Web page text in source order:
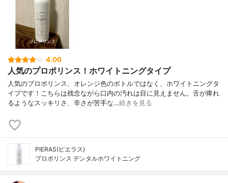
4.00
人気のプロポリンス！ホワイトニングタイプ
人気のプロポリンス、オレンジ色のボトルではなく、ホワイトニングタ
イプです！こちらは残念ながら口内の汚れは目に見えません。舌が痺れ
るようなスッキリさ、辛さが苦手な…続きを見る
PIERAS(ピエラス)
プロポリンス デンタルホワイトニング